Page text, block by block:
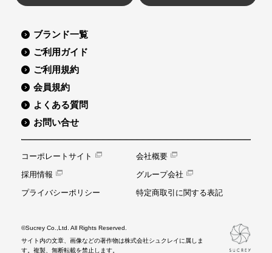
ブランド一覧
ご利用ガイド
ご利用規約
会員規約
よくある質問
お問い合せ
コーポレートサイト
会社概要
採用情報
グループ会社
プライバシーポリシー
特定商取引に関する表記
©Sucrey Co.,Ltd. All Rights Reserved.
サイト内の文章、画像などの著作物は株式会社シュクレイに属しま
す。複製、無断転載を禁止します。